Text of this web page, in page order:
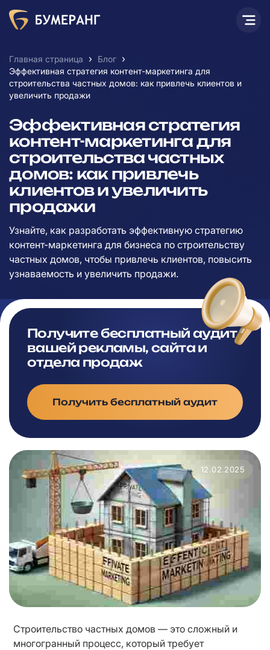
Главная страница › Блог ›
Эффективная стратегия контент-маркетинга для
строительства частных домов: как привлечь клиентов и
увеличить продажи
Эффективная стратегия
контент-маркетинга для
строительства частных
домов: как привлечь
клиентов и увеличить
продажи
Узнайте, как разработать эффективную стратегию
контент-маркетинга для бизнеса по строительству
частных домов, чтобы привлечь клиентов, повысить
узнаваемость и увеличить продажи.
Получите бесплатный аудит
вашей рекламы, сайта и
отдела продаж
Получить бесплатный аудит
12.02.2025
Строительство частных домов — это сложный и
многогранный процесс, который требует